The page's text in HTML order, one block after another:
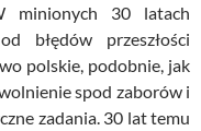
minionych 30 latach
błędów przeszłości
polskie, podobnie, jak
spod zaborów i
zadania. 30 lat temu